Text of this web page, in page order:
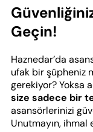
Geçin!
Haznedar’da
ufak bir şüpheniz
gerekiyor? Yoksa
size sadece bir
asansörlerinizi
Unutmayın,